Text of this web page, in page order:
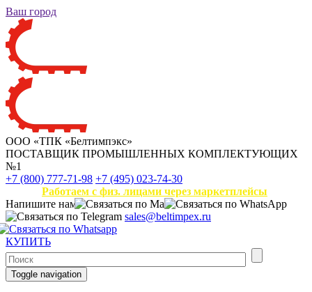
Ваш город
ООО «ТПК «Белтимпэкс»
ПОСТАВЩИК ПРОМЫШЛЕННЫХ КОМПЛЕКТУЮЩИХ
№1
+7 (800) 777-71-98 +7 (495) 023-74-30
Работаем с физ. лицами через маркетплейсы
Напишите нам
sales@beltimpex.ru
КУПИТЬ
Toggle navigation